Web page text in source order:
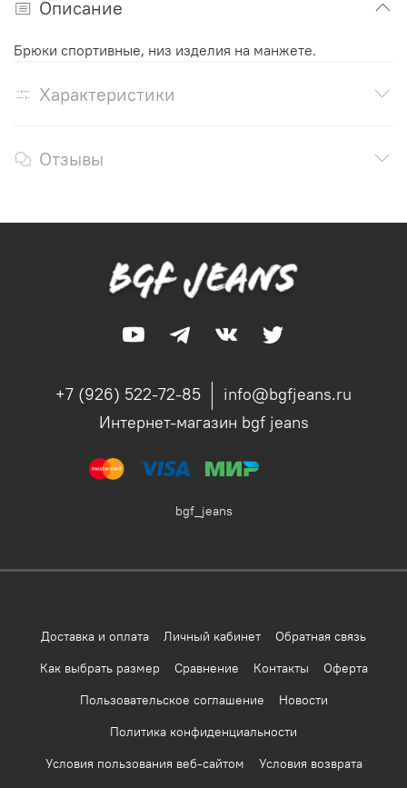
Описание
Брюки спортивные, низ изделия на манжете.
Характеристики
Отзывы
+7 (926) 522-72-85
info@bgfjeans.ru
Интернет-магазин bgf jeans
bgf_jeans
Доставка и оплата Личный кабинет
Обратная связь
Как выбрать размер
Сравнение Контакты
Оферта
Пользовательское соглашение
Новости
Политика конфиденциальности
Условия пользования веб-сайтом
Условия возврата